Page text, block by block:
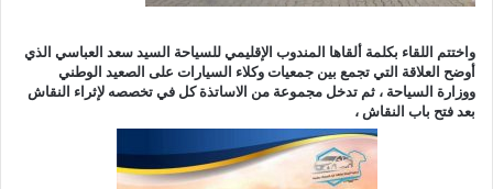
واختتم اللقاء بكلمة ألقاها المندوب الإقليمي للسياحة السيد سعد العباسي الذي
أوضح العلاقة التي تجمع بين جمعيات وكلاء السيارات على الصعيد الوطني
ووزارة السياحة ، ثم تدخل مجموعة من الاساتذة كل في تخصصه لإثراء النقاش
بعد فتح باب النقاش ،